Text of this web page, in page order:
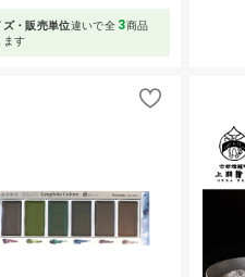
ズ・販売単位違いで全 3商品
ます